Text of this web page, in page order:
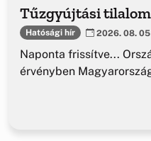
Tűzgyújtási tilalom
Hatósági hír 2026. 08. 05
Naponta frissítve...
érvényben